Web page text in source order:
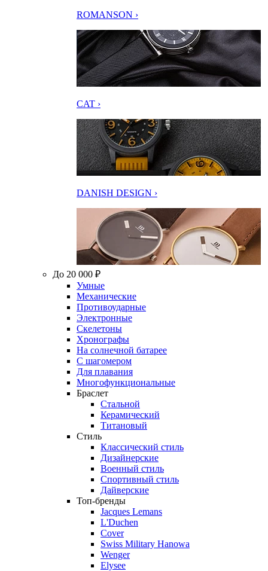
ROMANSON ›
CAT ›
DANISH DESIGN ›
До 20 000 ₽
Умные
Механические
Противоударные
Электронные
Скелетоны
Хронографы
На солнечной батарее
С шагомером
Для плавания
Многофункциональные
Браслет
Стальной
Керамический
Титановый
Стиль
Классический стиль
Дизайнерские
Военный стиль
Спортивный стиль
Дайверские
Топ-бренды
Jacques Lemans
L'Duchen
Cover
Swiss Military Hanowa
Wenger
Elysee